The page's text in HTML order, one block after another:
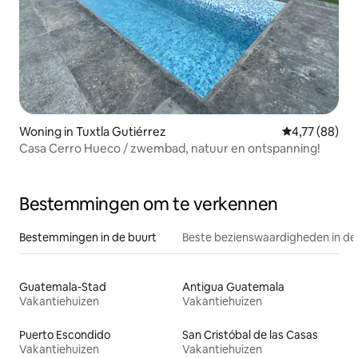
Woning in Tuxtla Gutiérrez Gemiddelde
4,77 (88)
Casa Cerro Hueco / zwembad, natuur en ontspanning!
Bestemmingen om te verkennen
Bestemmingen in de buurt Beste bezienswaardigheden in
Guatemala-Stad
Vakantiehuizen
Antigua Guatemala
Vakantiehuizen
Puerto Escondido
Vakantiehuizen
San Cristóbal de las Casas
Vakantiehuizen